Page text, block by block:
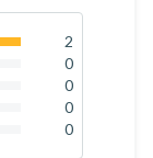
2
0
0
0
0